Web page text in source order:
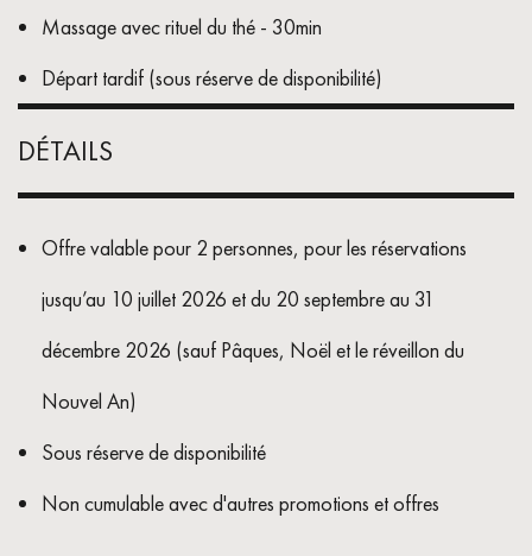
Massage avec rituel du thé - 30min
Départ tardif (sous réserve de disponibilité)
DÉTAILS
Offre valable pour 2 personnes, pour les réservations
jusqu’au 10 juillet 2026 et du 20 septembre au 31
décembre 2026 (sauf Pâques, Noël et le réveillon du
Nouvel An)
Sous réserve de disponibilité
Non cumulable avec d'autres promotions et offres